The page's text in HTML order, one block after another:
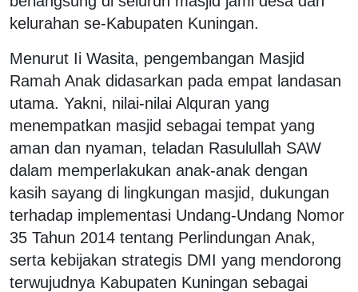
kelurahan se-Kabupaten Kuningan.
Menurut Ii Wasita, pengembangan Masjid
Ramah Anak didasarkan pada empat landasan
utama. Yakni, nilai-nilai Alquran yang
menempatkan masjid sebagai tempat yang
aman dan nyaman, teladan Rasulullah SAW
dalam memperlakukan anak-anak dengan
kasih sayang di lingkungan masjid, dukungan
terhadap implementasi Undang-Undang Nomor
35 Tahun 2014 tentang Perlindungan Anak,
serta kebijakan strategis DMI yang mendorong
terwujudnya Kabupaten Kuningan sebagai